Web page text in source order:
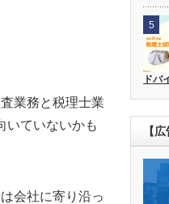
業務と税理士業
いていないかも
会社に寄り沿っ
5
ドバ
【